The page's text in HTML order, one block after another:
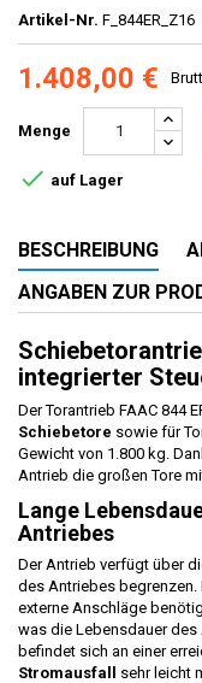
Artikel-Nr. F_844ER_Z16
1.408,00 €
Menge
 auf Lager
BESCHREIBUNG
ANGABEN ZUR
integrierter
Der Torantrieb FAAC 844
Schiebetore sowie für
Gewicht von 1.800 kg.
Antrieb die großen Tore
Lange
Antriebes
Der Antrieb verfügt über
des Antriebes begrenzen.
externe Anschläge
was die Lebensdauer des
befindet sich an einer
Stromausfall
sehr leicht